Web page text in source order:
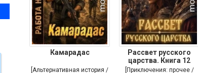
Камарадас
[Альтернативная история /
Рассвет русского
царства. Книга 12
[Приключения: прочее /